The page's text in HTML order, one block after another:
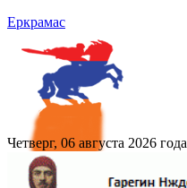
Еркрамас
Четверг, 06 августа 2026 года